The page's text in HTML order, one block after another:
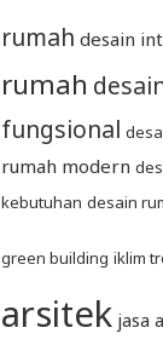
rumah desain
rumah
fungsional
rumah modern
kebutuhan desain
green building iklim
arsitek jasa